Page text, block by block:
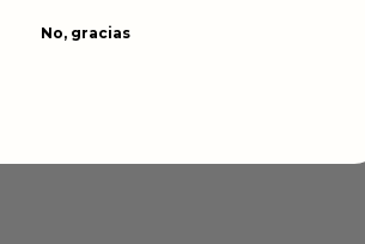
No, gracias